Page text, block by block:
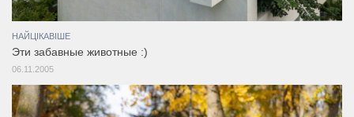
НАЙЦІКАВІШЕ
Эти забавные животные :)
06.11.2005